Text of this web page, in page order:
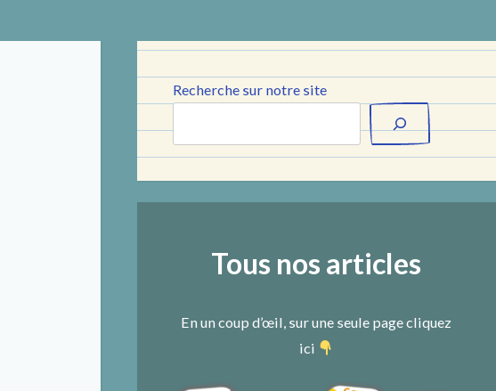
Recherche sur notre site
Tous nos articles
En un coup d’œil, sur une seule page cliquez
ici